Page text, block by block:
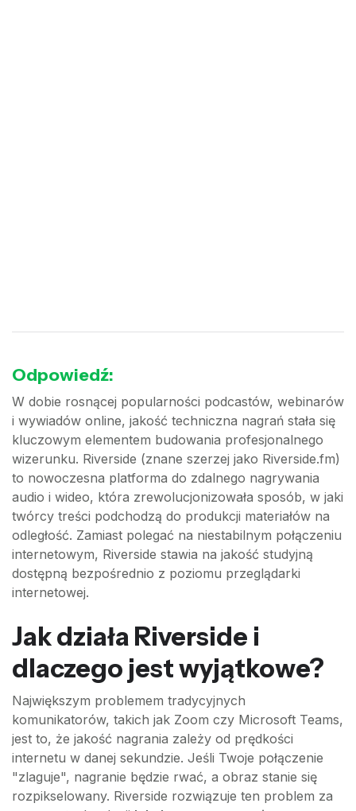
Odpowiedź:
W dobie rosnącej popularności podcastów, webinarów
i wywiadów online, jakość techniczna nagrań stała się
kluczowym elementem budowania profesjonalnego
wizerunku. Riverside (znane szerzej jako Riverside.fm)
to nowoczesna platforma do zdalnego nagrywania
audio i wideo, która zrewolucjonizowała sposób, w jaki
twórcy treści podchodzą do produkcji materiałów na
odległość. Zamiast polegać na niestabilnym połączeniu
internetowym, Riverside stawia na jakość studyjną
dostępną bezpośrednio z poziomu przeglądarki
internetowej.
Jak działa Riverside i
dlaczego jest wyjątkowe?
Największym problemem tradycyjnych
komunikatorów, takich jak Zoom czy Microsoft Teams,
jest to, że jakość nagrania zależy od prędkości
internetu w danej sekundzie. Jeśli Twoje połączenie
"zlaguje", nagranie będzie rwać, a obraz stanie się
rozpikselowany. Riverside rozwiązuje ten problem za